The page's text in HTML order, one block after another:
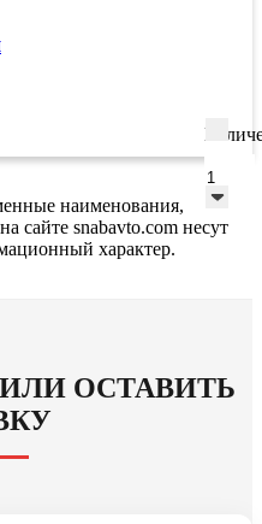
наименования,
сайте snabavto.com несут
характер.
ОСТАВИТЬ